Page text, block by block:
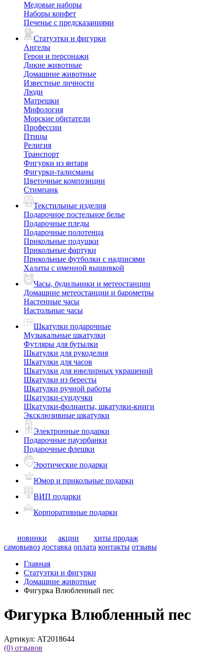
Медовые наборы
Наборы конфет
Печенье с предсказаниями
Статуэтки и фигурки
Ангелы
Герои и персонажи
Дикие животные
Домашние животные
Известные личности
Люди
Матрешки
Мифология
Морские обитатели
Профессии
Птицы
Религия
Транспорт
Фигурки из янтаря
Фигурки-талисманы
Цветочные композиции
Стимпанк
Текстильные изделия
Подарочное постельное белье
Подарочные пледы
Подарочные полотенца
Прикольные подушки
Прикольные фартуки
Прикольные футболки с надписями
Халаты с именной вышивкой
Часы, будильники и метеостанции
Домашние метеостанции и барометры
Настенные часы
Настольные часы
Шкатулки подарочные
Музыкальные шкатулки
Футляры для бутылки
Шкатулки для рукоделия
Шкатулки для часов
Шкатулки для ювелирных украшений
Шкатулки из бересты
Шкатулки ручной работы
Шкатулки-сундучки
Шкатулки-фолианты, шкатулки-книги
Эксклюзивные шкатулки
Электронные подарки
Подарочные пауэрбанки
Подарочные флешки
Эротические подарки
Юмор и прикольные подарки
ВИП подарки
Корпоративные подарки
новинки акции
хиты продаж
самовывоз доставка оплата контакты отзывы
Главная
Статуэтки и фигурки
Домашние животные
Фигурка Влюбленный пес
Фигурка Влюбленный пес
Артикул: AT2018644
(0) отзывов